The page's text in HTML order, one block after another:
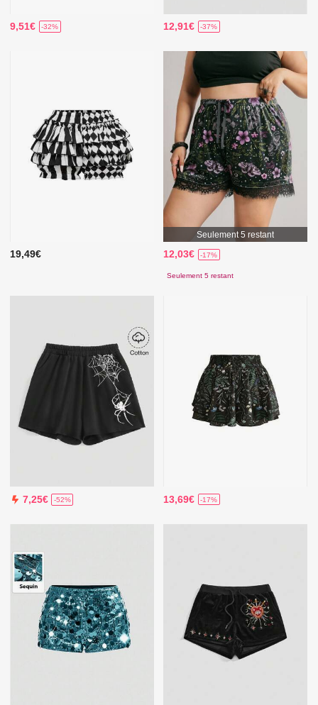
9,51€ -32% 12,91€ -37%
19,49€
Seulement 5 restant
12,03€ -17%
Seulement 5 restant
7,25€ -52% 13,69€ -17%